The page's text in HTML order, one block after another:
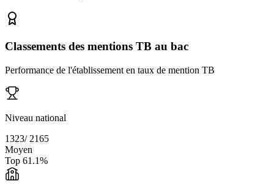
Classements des mentions TB au bac
Performance de l'établissement en taux de mention TB
Niveau national
1323/ 2165
Moyen
Top 61.1%